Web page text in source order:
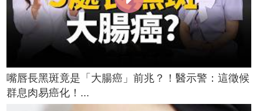
嘴唇長黑斑竟是「大腸癌」前兆？！醫示警：這徵候
群息肉易癌化！...